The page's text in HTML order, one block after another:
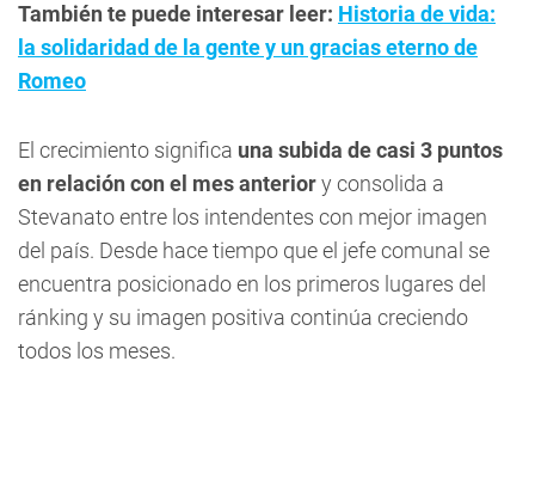
También te puede interesar leer: Historia de vida:
la solidaridad de la gente y un gracias eterno de
Romeo
El crecimiento significa una subida de casi 3 puntos
en relación con el mes anteriory consolida a
Stevanato entre los intendentes con mejor imagen
del país. Desde hace tiempo que el jefe comunal se
encuentra posicionado en los primeros lugares del
ránking y su imagen positiva continúa creciendo
todos los meses.